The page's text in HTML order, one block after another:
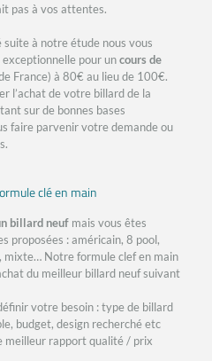
pas à vos attentes.
suite à notre étude nous vous
exceptionnelle pour uncours de
France) à 80€ au lieu de 100€.
l’achat de votre billard de la
sur de bonnes bases
faire parvenir votre demande ou
clé en main
billard neuf mais vous êtes
proposées : américain, 8 pool,
mixte… Notre formule clef en main
du meilleur billard neuf suivant
votre besoin : type de billard
budget, design recherché etc
meilleur rapport qualité / prix